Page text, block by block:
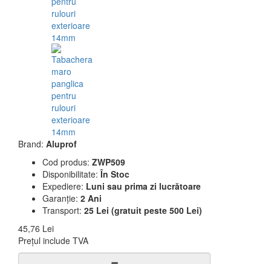
Brand: Aluprof
Cod produs: ZWP509
Disponibilitate: În Stoc
Expediere: Luni sau prima zi lucrătoare
Garanție: 2 Ani
Transport: 25 Lei (gratuit peste 500 Lei)
45,76 Lei
Prețul include TVA